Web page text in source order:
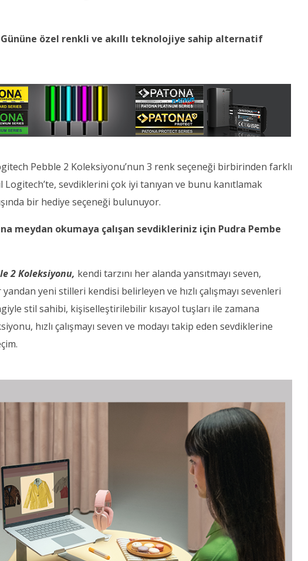
özel renkli ve akıllı teknolojiye sahip alternatif
Pebble 2 Koleksiyonu’nun 3 renk seçeneği birbirinden farklı
sevdiklerini çok iyi tanıyan ve bunu kanıtlamak
bir hediye seçeneği bulunuyor.
meydan okumaya çalışan sevdikleriniz için Pudra Pembe
2 Koleksiyonu, kendi tarzını her alanda yansıtmayı seven,
yeni stilleri kendisi belirleyen ve hızlı çalışmayı sevenleri
stil sahibi, kişiselleştirilebilir kısayol tuşları ile zamana
hızlı çalışmayı seven ve modayı takip eden sevdiklerine